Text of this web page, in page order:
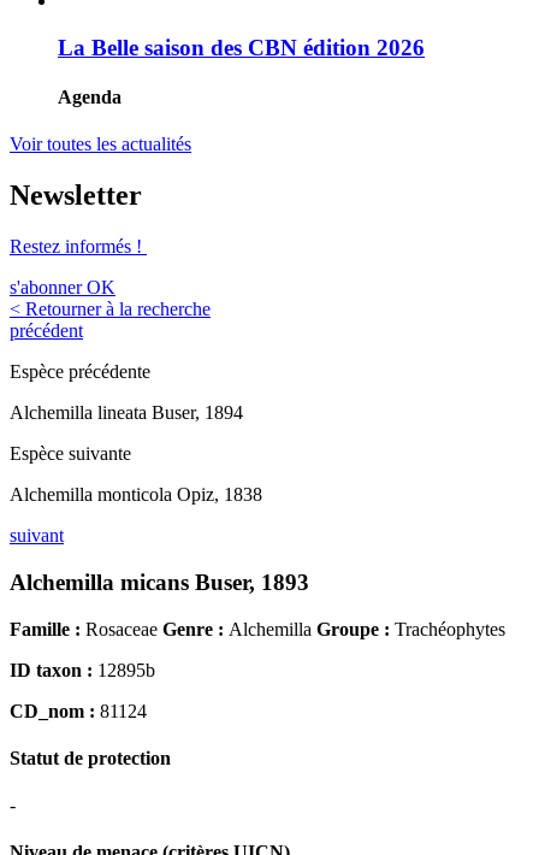
La Belle saison des CBN édition 2026
Agenda
Voir toutes les actualités
Newsletter
Restez informés !
s'abonner OK
< Retourner à la recherche
précédent
Espèce précédente
Alchemilla lineata Buser, 1894
Espèce suivante
Alchemilla monticola Opiz, 1838
suivant
Alchemilla micans Buser, 1893
Famille : Rosaceae Genre : Alchemilla Groupe : Trachéophytes
ID taxon : 12895b
CD_nom : 81124
Statut de protection
-